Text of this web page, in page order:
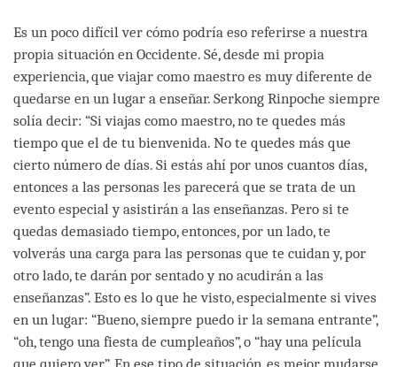
Es un poco difícil ver cómo podría eso referirse a nuestra
propia situación en Occidente. Sé, desde mi propia
experiencia, que viajar como maestro es muy diferente de
quedarse en un lugar a enseñar. Serkong Rinpoche siempre
solía decir: “Si viajas como maestro, no te quedes más
tiempo que el de tu bienvenida. No te quedes más que
cierto número de días. Si estás ahí por unos cuantos días,
entonces a las personas les parecerá que se trata de un
evento especial y asistirán a las enseñanzas. Pero si te
quedas demasiado tiempo, entonces, por un lado, te
volverás una carga para las personas que te cuidan y, por
otro lado, te darán por sentado y no acudirán a las
enseñanzas”. Esto es lo que he visto, especialmente si vives
en un lugar: “Bueno, siempre puedo ir la semana entrante”,
“oh, tengo una fiesta de cumpleaños”, o “hay una película